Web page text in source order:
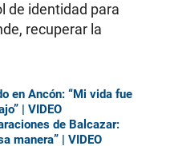
de identidad para
recuperar la
en Ancón: “Mi vida fue
| VIDEO
de Balcazar:
manera” | VIDEO